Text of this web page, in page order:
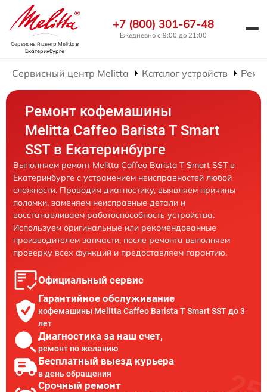
Сервисный центр Melittaв
Екатеринбурге
+7 (800) 301-67-48
Ежедневно с 9:00 до 21:00
Сервисный центр Melitta Каталог устройств
Ремонт кофемашины
Melitta Caffeo Barista T Smart
SST в Екатеринбурге
Выполняем ремонт Melitta Caffeo Barista T Smart SST в
Екатеринбурге с устранением неисправностей любой
сложности. Проводим диагностику, выявляем причины
поломки, заменяем неисправные детали и
восстанавливаем работоспособность устройства.
Используем оригинальные или рекомендованные
производителем запчасти, после ремонта выполняем
проверку всех функций и предоставляем гарантию.
Официальный сервис
Гарантийное обслуживание
кофемашины Melitta Caffeo Barista T Smart SST до 3
лет
Диагностика за наш счет,
ремонт по желанию
Бесплатный выезд курьера
в день обращения
Срочный ремонт